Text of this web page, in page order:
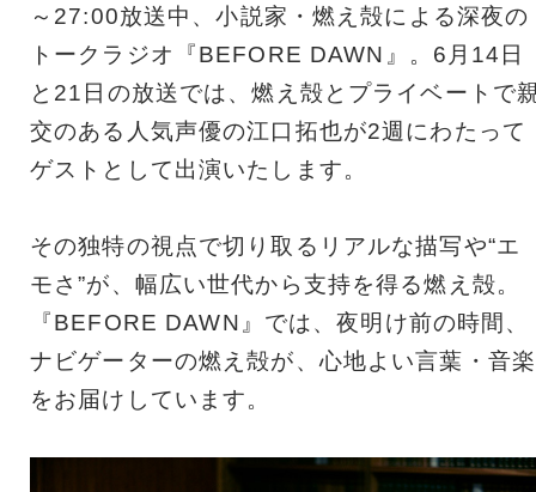
～27:00放送中、小説家・燃え殻による深夜の
トークラジオ『BEFORE DAWN』。6月14日
と21日の放送では、燃え殻とプライベートで
交のある人気声優の江口拓也が2週にわたって
ゲストとして出演いたします。
その独特の視点で切り取るリアルな描写や“エ
モさ”が、幅広い世代から支持を得る燃え殻。
『BEFORE DAWN』では、夜明け前の時間、
ナビゲーターの燃え殻が、心地よい言葉・音楽
をお届けしています。